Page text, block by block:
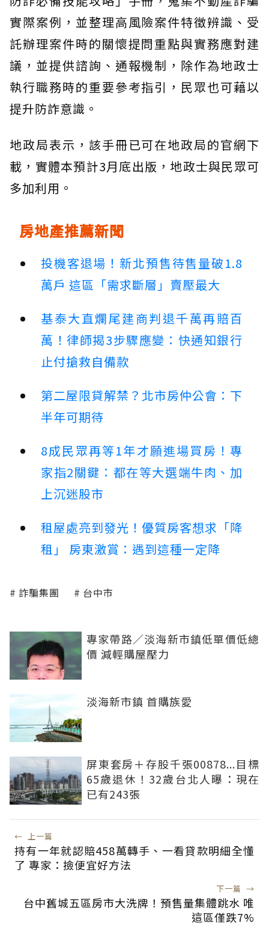
實際案例，並整理高風險案件特徵辨識、受
託辦理案件時的關懷提問重點與實務應對建
議，並提供諮詢、通報機制，除作為地政士
執行職務時的重要參考指引，民眾也可藉以
提升防詐意識。
地政局表示，該手冊已可在地政局的官網下
載，實體本預計3月底出版，地政士與民眾可
多加利用。
房地產推薦新聞
投機客退場！新北預售待售量破1.8
萬戶 這區「需求斷層」賣壓最大
基泰大直爛尾建商判退千萬再賠百
萬！律師揭3步驟應變：快通知銀行
止付搶救自備款
第二屋限貸解禁？北市房仲公會：下
半年可期待
8成民眾再等1年才願進場買房！專
家指2關鍵：都在等大選端牛肉、加
上沉迷股市
租屋處亮到發光！優質房客想求「降
租」 房東激賞：遇到這種一定降
詐騙集團 台中市
專家帶路／淡海新市鎮低單價低總
價 減輕購屋壓力
淡海新市鎮 首購族愛
屏東套房＋存股千張00878...目標
65歲退休！32歲台北人曝：現在
已有243張
← 上一篇
持有一年就認賠458萬轉手、一看貸款明細全懂
了 專家：撿便宜好方法
下一篇 →
台中舊城五區房市大洗牌！預售量集體跳水 唯
這區僅跌7%